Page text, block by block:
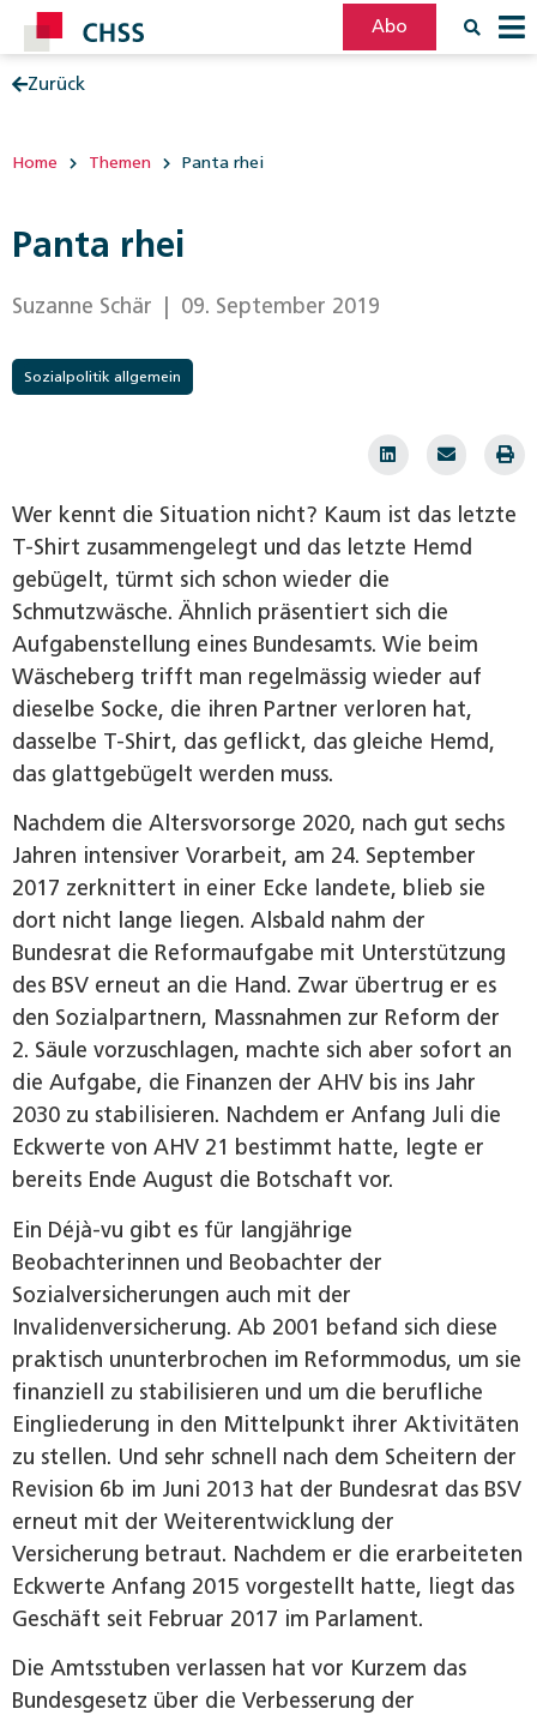
Abo
Zurück
Home Themen Panta rhei
Panta rhei
Suzanne Schär | 09. September 2019
Sozialpolitik allgemein
Wer kennt die Situation nicht? Kaum ist das letzte
T-Shirt zusammengelegt und das letzte Hemd
gebügelt, türmt sich schon wieder die
Schmutzwäsche. Ähnlich präsentiert sich die
Aufgabenstellung eines Bundesamts. Wie beim
Wäsche­berg trifft man regelmässig wieder auf
dieselbe Socke, die ihren Partner verloren hat,
dasselbe T-Shirt, das geflickt, das gleiche Hemd,
das glattgebügelt werden muss.
Nachdem die Altersvorsorge 2020, nach gut sechs
Jahren intensiver Vorarbeit, am 24. September
2017 zerknittert in einer Ecke landete, blieb sie
dort nicht lange liegen. Alsbald nahm der
Bundesrat die Reformaufgabe mit Unterstützung
des BSV erneut an die Hand. Zwar übertrug er es
den Sozialpartnern, Massnahmen zur Reform der
2. Säule vorzuschlagen, machte sich aber sofort an
die Aufgabe, die Finanzen der AHV bis ins Jahr
2030 zu stabilisieren. Nachdem er Anfang Juli die
Eckwerte von AHV 21 bestimmt hatte, legte er
bereits Ende August die Botschaft vor.
Ein Déjà-vu gibt es für langjährige
Beobachterinnen und Beobachter der
Sozialversicherungen auch mit der
Invalidenversicherung. Ab 2001 befand sich diese
praktisch ununterbrochen im Reformmodus, um sie
finanziell zu stabilisieren und um die berufliche
Eingliederung in den Mittelpunkt ihrer Aktivitäten
zu stellen. Und sehr schnell nach dem Scheitern der
Revision 6b im Juni 2013 hat der Bundesrat das BSV
erneut mit der Weiterentwicklung der
Versicherung betraut. Nachdem er die erarbeiteten
Eckwerte Anfang 2015 vorgestellt hatte, liegt das
Geschäft seit Februar 2017 im Parlament.
Die Amtsstuben verlassen hat vor Kurzem das
Bundesgesetz über die Verbesserung der